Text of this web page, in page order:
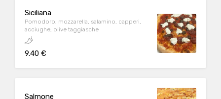
Siciliana
Pomodoro, mozzarella, salamino, capperi,
acciughe, olive taggiasche
9.40 €
Salmone